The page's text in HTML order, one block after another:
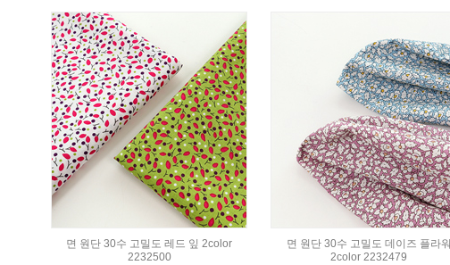
면 원단 30수 고밀도 레드 잎 2color
2232500
면 원단 30수 고밀도 데이즈 플라워
2color 2232479